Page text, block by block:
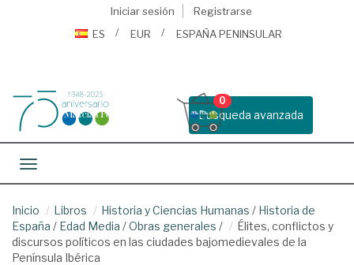
Iniciar sesión
Registrarse
ES
EUR ESPAÑA PENINSULAR
Busqueda avanzada
0
Toggle navigation
Inicio Libros Historia y Ciencias Humanas / Historia de
España / Edad Media /Obras generales /
Élites, conflictos y
discursos políticos en las ciudades bajomedievales de la
Península Ibérica